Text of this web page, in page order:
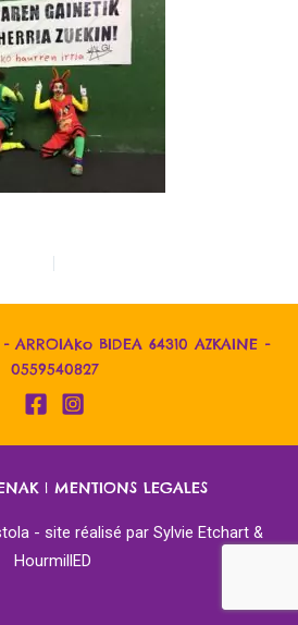
ARROIAko BIDEA 64310 AZKAINE -
0559540827
| MENTIONS LEGALES
- site réalisé par Sylvie Etchart &
HourmillED